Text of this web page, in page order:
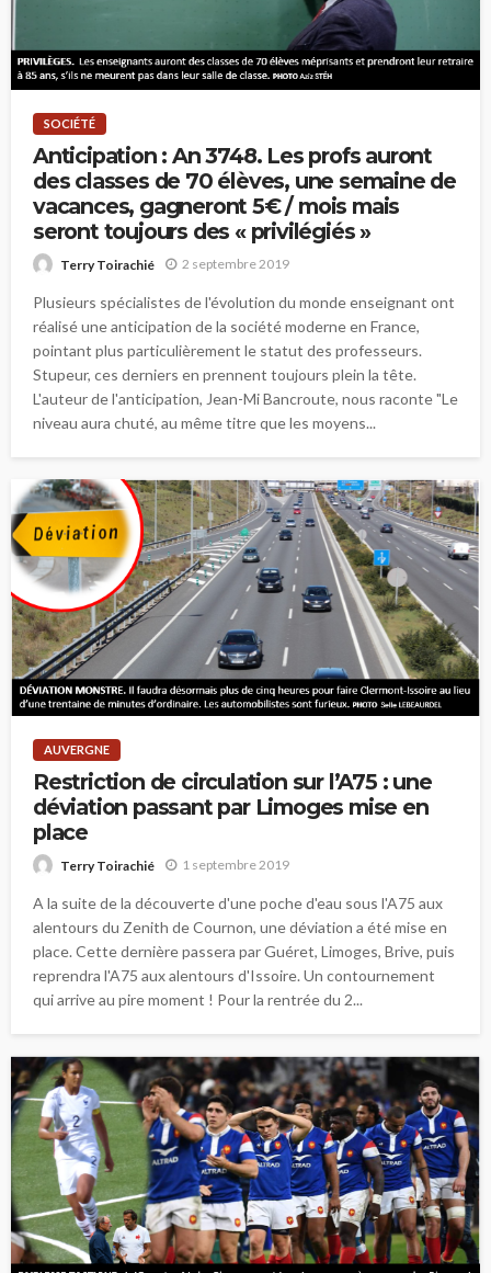
SOCIÉTÉ
Anticipation : An 3748. Les profs auront
des classes de 70 élèves, une semaine de
vacances, gagneront 5€ / mois mais
seront toujours des « privilégiés »
Terry Toirachié 2 septembre 2019
Plusieurs spécialistes de l'évolution du monde enseignant ont
réalisé une anticipation de la société moderne en France,
pointant plus particulièrement le statut des professeurs.
Stupeur, ces derniers en prennent toujours plein la tête.
L'auteur de l'anticipation, Jean-Mi Bancroute, nous raconte "Le
niveau aura chuté, au même titre que les moyens...
AUVERGNE
Restriction de circulation sur l’A75 : une
déviation passant par Limoges mise en
place
Terry Toirachié 1 septembre 2019
A la suite de la découverte d'une poche d'eau sous l'A75 aux
alentours du Zenith de Cournon, une déviation a été mise en
place. Cette dernière passera par Guéret, Limoges, Brive, puis
reprendra l'A75 aux alentours d'Issoire. Un contournement
qui arrive au pire moment ! Pour la rentrée du 2...